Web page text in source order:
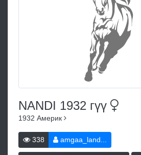
NANDI 1932 гүү
1932 Америк
338 amgaa_land...